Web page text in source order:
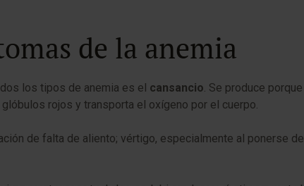
de la anemia
los tipos de anemia es el cansancio. Se produce
rojos y transporta el oxígeno por el cuerpo.
de falta de aliento; vértigo, especialmente al ponerse